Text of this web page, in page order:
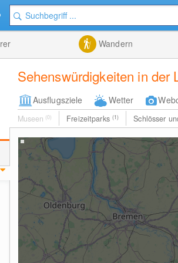
Wandern
Sehenswürdigkeiten in der
Ausflugsziele Wetter
Museen (0) Freizeitparks (1) Schlösser